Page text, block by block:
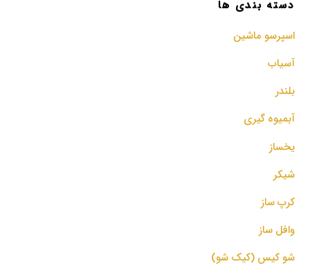
دسته بندی ها
اسپرسو‌ ماشین
آسیاب
بلندر
آبمیوه گیری
یخساز
شیکر
کرپ ساز
وافل ساز
شو کیس (کیک شو)